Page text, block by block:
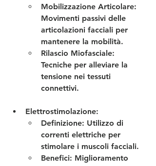
Mobilizzazione Articolare:
Movimenti passivi delle
articolazioni facciali per
mantenere la mobilità.
Rilascio Miofasciale:
Tecniche per alleviare la
tensione nei tessuti
connettivi.
Elettrostimolazione:
Definizione: Utilizzo di
correnti elettriche per
stimolare i muscoli facciali.
Benefici: Miglioramento